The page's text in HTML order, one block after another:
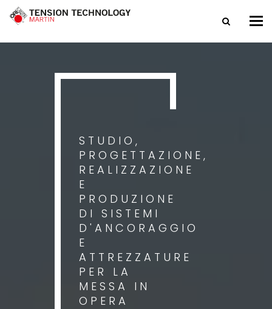
STUDIO,
PROGETTAZIONE,
REALIZZAZIONE
E
PRODUZIONE
DI SISTEMI
D'ANCORAGGIO
E
ATTREZZATURE
PER LA
MESSA IN
OPERA